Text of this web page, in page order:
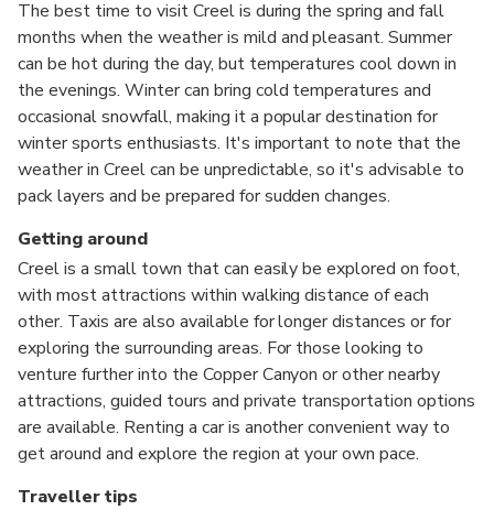
The best time to visit Creel is during the spring and fall
months when the weather is mild and pleasant. Summer
can be hot during the day, but temperatures cool down in
the evenings. Winter can bring cold temperatures and
occasional snowfall, making it a popular destination for
winter sports enthusiasts. It's important to note that the
weather in Creel can be unpredictable, so it's advisable to
pack layers and be prepared for sudden changes.
Getting around
Creel is a small town that can easily be explored on foot,
with most attractions within walking distance of each
other. Taxis are also available for longer distances or for
exploring the surrounding areas. For those looking to
venture further into the Copper Canyon or other nearby
attractions, guided tours and private transportation options
are available. Renting a car is another convenient way to
get around and explore the region at your own pace.
Traveller tips